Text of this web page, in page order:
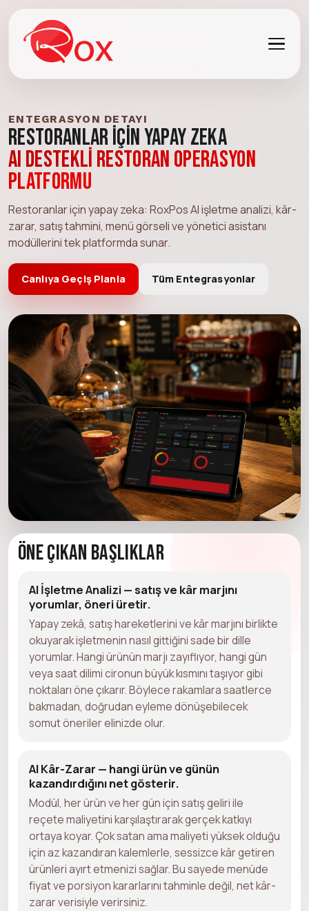
ENTEGRASYON DETAYI
Restoranlar için Yapay Zeka
AI destekli restoran operasyon
platformu
Restoranlar için yapay zeka: RoxPos AI işletme analizi, kâr-
zarar, satış tahmini, menü görseli ve yönetici asistanı
modüllerini tek platformda sunar.
Canlıya Geçiş Planla Tüm Entegrasyonlar
Öne Çıkan Başlıklar
AI İşletme Analizi — satış ve kâr marjını
yorumlar, öneri üretir.
Yapay zekâ, satış hareketlerini ve kâr marjını birlikte
okuyarak işletmenin nasıl gittiğini sade bir dille
yorumlar. Hangi ürünün marjı zayıflıyor, hangi gün
veya saat dilimi cironun büyük kısmını taşıyor gibi
noktaları öne çıkarır. Böylece rakamlara saatlerce
bakmadan, doğrudan eyleme dönüşebilecek
somut öneriler elinizde olur.
AI Kâr-Zarar — hangi ürün ve günün
kazandırdığını net gösterir.
Modül, her ürün ve her gün için satış geliri ile
reçete maliyetini karşılaştırarak gerçek katkıyı
ortaya koyar. Çok satan ama maliyeti yüksek olduğu
için az kazandıran kalemlerle, sessizce kâr getiren
ürünleri ayırt etmenizi sağlar. Bu sayede menüde
fiyat ve porsiyon kararlarını tahminle değil, net kâr-
zarar verisiyle verirsiniz.